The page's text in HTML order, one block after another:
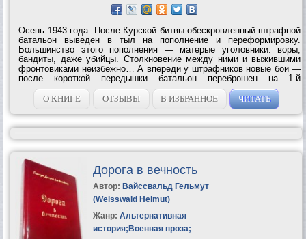
Осень 1943 года. После Курской битвы обескровленный штрафной
батальон выведен в тыл на пополнение и переформировку.
Большинство этого пополнения — матерые уголовники: воры,
бандиты, даже убийцы. Столкновение между ними и выжившими
фронтовиками неизбежно… А впереди у штрафников новые бои —
после короткой передышки батальон переброшен на 1-й
Белорусский фронт, который со дня на день должен перейти в
наступление. Как обычно, штрафбат...
О КНИГЕ ОТЗЫВЫ В ИЗБРАННОЕ ЧИТАТЬ
Дорога в вечность
Автор: Вайссвальд Гельмут
(Weisswald Helmut)
Жанр: Альтернативная
история; Военная проза;